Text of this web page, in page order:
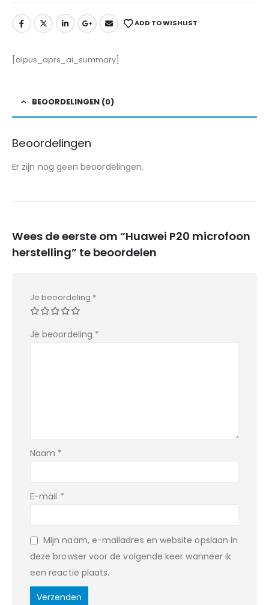
ADD TO WISHLIST
[alpus_aprs_ai_summary]
BEOORDELINGEN (0)
Beoordelingen
Er zijn nog geen beoordelingen.
Wees de eerste om “Huawei P20 microfoon
herstelling” te beoordelen
Je beoordeling *
Je beoordeling *
Naam *
E-mail *
Mijn naam, e-mailadres en website opslaan in
deze browser voor de volgende keer wanneer ik
een reactie plaats.